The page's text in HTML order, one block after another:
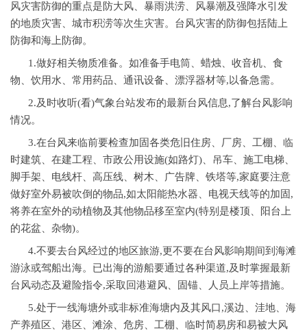
风灾害防御的重点是防大风、暴雨洪涝、风暴潮及强降水引发
的地质灾害、城市积涝等次生灾害。台风灾害的防御包括陆上
防御和海上防御。
1.做好相关物质准备。如准备手电筒、蜡烛、收音机、食
物、饮用水、常用药品、通讯设备、漂浮器材等,以备急需。
2.及时收听(看)气象台站发布的最新台风信息,了解台风影响
情况。
3.在台风来临前要检查加固各类危旧住房、厂房、工棚、临
时建筑、在建工程、市政公用设施(如路灯)、吊车、施工电梯、
脚手架、电线杆、高压线、树木、广告牌、铁塔等,家庭要注意
做好室外易被吹倒的物品,如太阳能热水器、电视天线等的加固,
将养在室外的动植物及其他物品移至室内(特别是楼顶、阳台上
的花盆、杂物)。
4.不要去台风经过的地区旅游,更不要在台风影响期间到海滩
游泳或驾船出海。已出海的游船要通过各种渠道,及时掌握最新
台风动态及避险指令,采取回港避风、固锚、人员上岸等措施。
5.处于一线海塘外或非标准海塘内及其风口,溪边、洼地、海
产养殖区、港区、滩涂、危房、工棚、临时简易房和易被大风